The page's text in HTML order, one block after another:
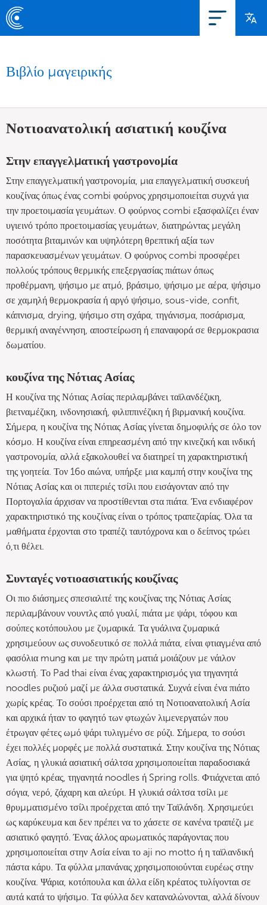
Βιβλίο μαγειρικής
Νοτιοανατολική ασιατική κουζίνα
Στην επαγγελματική γαστρονομία
Στην επαγγελματική γαστρονομία, μια επαγγελματική συσκευή
κουζίνας όπως ένας combi φούρνος χρησιμοποιείται συχνά για
την προετοιμασία γευμάτων. Ο φούρνος combi εξασφαλίζει έναν
υγιεινό τρόπο προετοιμασίας γευμάτων, διατηρώντας μεγάλη
ποσότητα βιταμινών και υψηλότερη θρεπτική αξία των
παρασκευασμένων γευμάτων. Ο φούρνος combi προσφέρει
πολλούς τρόπους θερμικής επεξεργασίας πιάτων όπως
προθέρμανη, ψήσιμο με ατμό, βράσιμο, ψήσιμο με αέρα, ψήσιμο
σε χαμηλή θερμοκρασία ή αργό ψήσιμο, sous-vide, confit,
κάπνισμα, drying, ψήσιμο στη σχάρα, τηγάνισμα, ποσάρισμα,
θερμική αναγέννηση, αποστείρωση ή επαναφορά σε θερμοκρασια
δωματίου.
κουζίνα της Νότιας Ασίας
Η κουζίνα της Νότιας Ασίας περιλαμβάνει ταϊλανδέζικη,
βιετναμέζικη, ινδονησιακή, φιλιππινέζικη ή βιρμανική κουζίνα.
Σήμερα, η κουζίνα της Νότιας Ασίας γίνεται δημοφιλής σε όλο τον
κόσμο. Η κουζίνα είναι επηρεασμένη από την κινεζική και ινδική
γαστρονομία, αλλά εξακολουθεί να διατηρεί τη χαρακτηριστική
της γοητεία. Τον 16ο αιώνα, υπήρξε μια καμπή στην κουζίνα της
Νότιας Ασίας και οι πιπεριές τσίλι που εισάγονταν από την
Πορτογαλία άρχισαν να προστίθενται στα πιάτα. Ένα ενδιαφέρον
χαρακτηριστικό της κουζίνας είναι ο τρόπος τραπεζαρίας. Όλα τα
μαθήματα έρχονται στο τραπέζι ταυτόχρονα και ο δείπνος τρώει
ό,τι θέλει.
Συνταγές νοτιοασιατικής κουζίνας
Οι πιο διάσημες σπεσιαλιτέ της κουζίνας της Νότιας Ασίας
περιλαμβάνουν νουντλς από γυαλί, πιάτα με ψάρι, τόφου και
σούπες κοτόπουλου με ζυμαρικά. Τα γυάλινα ζυμαρικά
χρησιμεύουν ως συνοδευτικό σε πολλά πιάτα, είναι φτιαγμένα από
φασόλια mung και με την πρώτη ματιά μοιάζουν με νάιλον
κλωστή. Το Pad thai είναι ένας χαρακτηρισμός για τηγανητά
noodles ρυζιού μαζί με άλλα συστατικά. Συχνά είναι ένα πιάτο
χωρίς κρέας. Το σούσι προέρχεται από τη Νοτιοανατολική Ασία
και αρχικά ήταν το φαγητό των φτωχών λιμενεργατών που
έτρωγαν φέτες ωμό ψάρι τυλιγμένο σε ρύζι. Σήμερα, το σούσι
έχει πολλές μορφές με πολλά συστατικά. Στην κουζίνα της Νότιας
Ασίας, η γλυκιά ασιατική σάλτσα χρησιμοποιείται παραδοσιακά
για ψητό κρέας, τηγανητά noodles ή Spring rolls. Φτιάχνεται από
σόγια, νερό, ζάχαρη και αλεύρι. Η γλυκιά σάλτσα τσίλι με
θρυμματισμένο τσίλι προέρχεται από την Ταϊλάνδη. Χρησιμεύει
ως καρύκευμα και δεν πρέπει να το χάσετε σε κανένα τραπέζι με
ασιατικό φαγητό. Ένας άλλος αρωματικός παράγοντας που
χρησιμοποιείται στην Ασία είναι το aji no motto ή η ταϊλανδική
πάστα κάρυ. Τα φύλλα μπανάνας χρησιμοποιούνται ευρέως στην
κουζίνα. Ψάρια, κοτόπουλα και άλλα είδη κρέατος τυλίγονται σε
αυτά κατά το ψήσιμο. Τα φύλλα δεν καταναλώνονται, αλλά δίνουν